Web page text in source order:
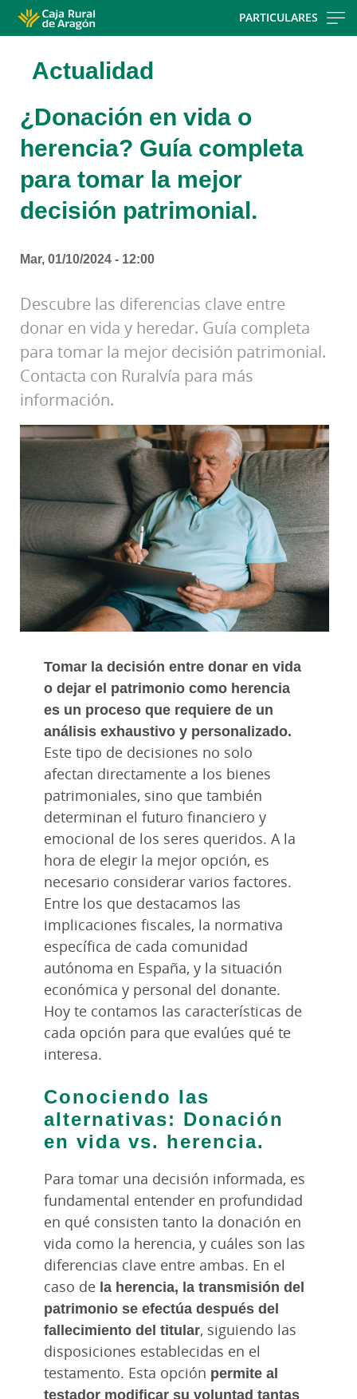
PARTICULARES
Actualidad
¿Donación en vida o
herencia? Guía completa
para tomar la mejor
decisión patrimonial.
Mar, 01/10/2024 - 12:00
Descubre las diferencias clave entre
donar en vida y heredar. Guía completa
para tomar la mejor decisión patrimonial.
Contacta con Ruralvía para más
información.
Tomar la decisión entre donar en vida
o dejar el patrimonio como herencia
es un proceso que requiere de un
análisis exhaustivo y personalizado.
Este tipo de decisiones no solo
afectan directamente a los bienes
patrimoniales, sino que también
determinan el futuro financiero y
emocional de los seres queridos. A la
hora de elegir la mejor opción, es
necesario considerar varios factores.
Entre los que destacamos las
implicaciones fiscales, la normativa
específica de cada comunidad
autónoma en España, y la situación
económica y personal del donante.
Hoy te contamos las características de
cada opción para que evalúes qué te
interesa.
Conociendo las
alternativas: Donación
en vida vs. herencia.
Para tomar una decisión informada, es
fundamental entender en profundidad
en qué consisten tanto la donación en
vida como la herencia, y cuáles son las
diferencias clave entre ambas. En el
caso de la herencia, la transmisión del
patrimonio se efectúa después del
fallecimiento del titular, siguiendo las
disposiciones establecidas en el
testamento. Esta opción permite al
testador modificar su voluntad tantas